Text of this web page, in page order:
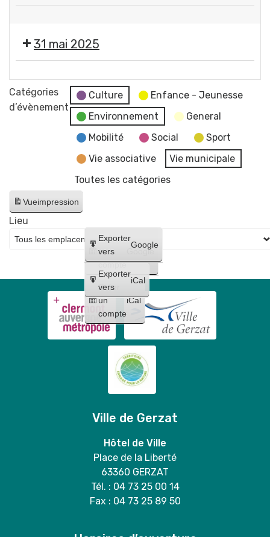
de
par
l'ANDL
Musicales
de
GERZAT
par
l'ANDL
31 mai 2025
Les
Musicales
Catégories
d’évènement
Culture
Enfance - Jeunesse
Environnement
General
Mobilité
Social
Sport
Vie associative
Vie municipale
Toutes les catégories
Vueimpression
Créer
un
compte
Google
Créer
un
compte
iCal
Exporter
vers
Google
Exporter
vers
iCal
Lieu
Ville de Gerzat
Hôtel de Ville
Place de la Liberté
63360 GERZAT
Tél. : 04 73 25 00 14
Fax : 04 73 25 89 50